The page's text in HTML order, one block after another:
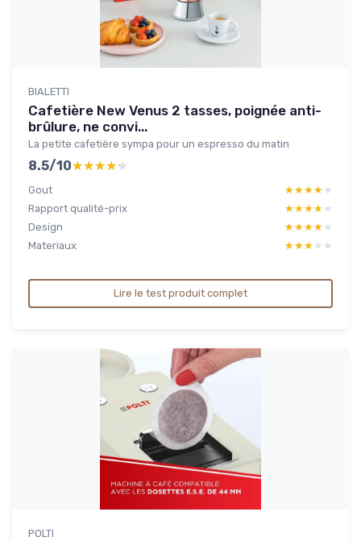
BIALETTI
Cafetière New Venus 2 tasses, poignée anti-
brûlure, ne convi...
La petite cafetière sympa pour un espresso du matin
8.5/10★★★★★
★★★★★
Gout ★★★★★
★★★★★
Rapport qualité-prix
★★★★★
★★★★★
Design
★★★★★
★★★★★
Materiaux
★★★★★
★★★★★
Lire le test produit complet
POLTI